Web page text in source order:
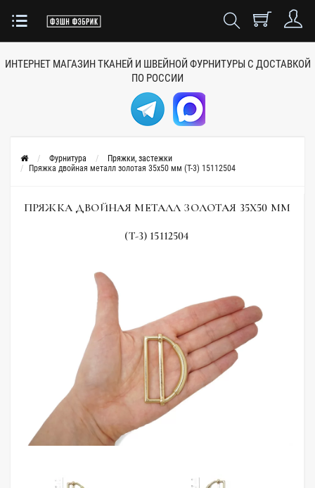
ИНТЕРНЕТ МАГАЗИН ТКАНЕЙ И ШВЕЙНОЙ ФУРНИТУРЫ С ДОСТАВКОЙ
ПО РОССИИ
Фурнитура
Пряжки, застежки
Пряжка двойная металл золотая 35х50 мм (T-3) 15112504
ПРЯЖКА ДВОЙНАЯ МЕТАЛЛ ЗОЛОТАЯ 35Х50 ММ
(T-3) 15112504